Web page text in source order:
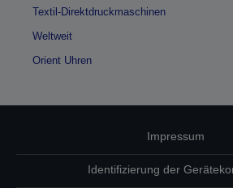
Textil-Direktdruckmaschinen
Weltweit
Orient Uhren
Impressum
Identifizierung der